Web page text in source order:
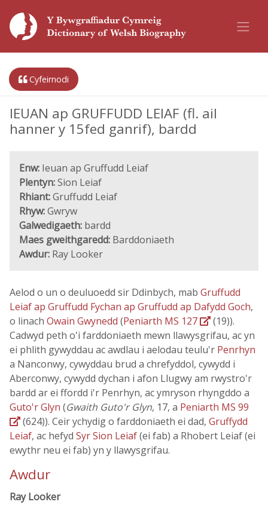
Cyfeirnodi
IEUAN ap GRUFFUDD LEIAF (fl. ail
hanner y 15fed ganrif), bardd
Enw: Ieuan ap Gruffudd Leiaf
Plentyn:Sion Leiaf
Rhiant:Gruffudd Leiaf
Rhyw:Gwryw
Galwedigaeth: bardd
Maes gweithgaredd: Barddoniaeth
Awdur: Ray Looker
Aelod o un o deuluoedd sir Ddinbych, mab Gruffudd
Leiaf ap Gruffudd Fychan ap Gruffudd ap Dafydd Goch,
o linach Owain Gwynedd (Peniarth MS 127
(19)).
Cadwyd peth o'i farddoniaeth mewn llawysgrifau, ac yn
ei phlith gywyddau ac awdlau i aelodau teulu'r Penrhyn
a Nanconwy, cywyddau brud a chrefyddol, cywydd i
Aberconwy, cywydd dychan i afon Llugwy am rwystro'r
bardd ar ei ffordd i'r Penrhyn, ac ymryson rhyngddo a
Guto'r Glyn (Gwaith Guto'r Glyn, 17, a Peniarth MS 99
(624)). Ceir ychydig o farddoniaeth ei dad, Gruffydd
Leiaf, ac hefyd Syr Sion Leiaf(ei fab) a Rhobert Leiaf (ei
ewythr neu ei fab) yn y llawysgrifau.
Awdur
Ray Looker